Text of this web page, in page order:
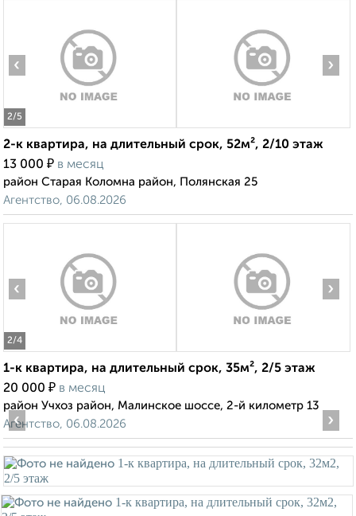
2/5
‹ ›
2-к квартира, на длительный срок, 52м², 2/10 этаж
13 000 ₽ в месяц
район Старая Коломна район, Полянская 25
Агентство, 06.08.2026
2/4
‹ ›
1-к квартира, на длительный срок, 35м², 2/5 этаж
20 000 ₽ в месяц
район Учхоз район, Малинское шоссе, 2-й километр 13
Агентство, 06.08.2026
‹ ›